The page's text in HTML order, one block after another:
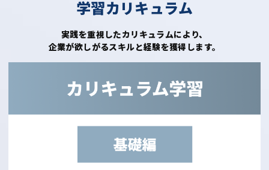
学習カリキュラム
実践を重視したカリキュラムにより、
企業が欲しがるスキルと経験を獲得します。